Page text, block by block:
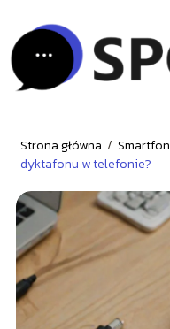
Strona główna / Smartfon
dyktafonu w telefonie?